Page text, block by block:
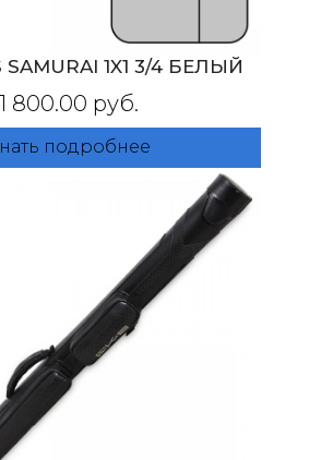
SAMURAI 1X1 3/4 БЕЛЫЙ
800.00 руб.
подробнее